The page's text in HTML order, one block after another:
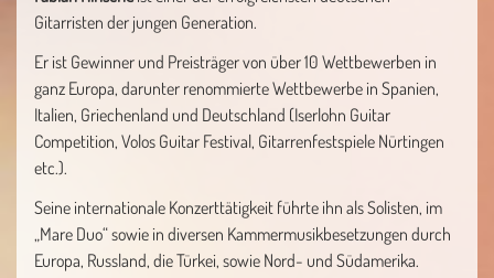
Gitarristen der jungen Generation.
Er ist Gewinner und Preisträger von über 10 Wettbewerben in
ganz Europa, darunter renommierte Wettbewerbe in Spanien,
Italien, Griechenland und Deutschland (Iserlohn Guitar
Competition, Volos Guitar Festival, Gitarrenfestspiele Nürtingen
etc.).
Seine internationale Konzerttätigkeit führte ihn als Solisten, im
„Mare Duo“ sowie in diversen Kammermusikbesetzungen durch
Europa, Russland, die Türkei, sowie Nord- und Südamerika.